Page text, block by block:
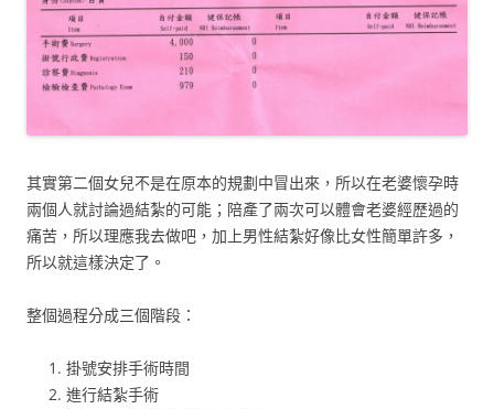
其實第二個女兒不是在原本的規劃中冒出來，所以在老婆懷孕時
兩個人就討論過結紮的可能；陪產了兩次可以體會老婆經歷過的
痛苦，所以理應我去做吧，加上男性結紮好像比女性簡單許多，
所以就這樣決定了。
整個過程分成三個階段：
掛號安排手術時間
進行結紮手術